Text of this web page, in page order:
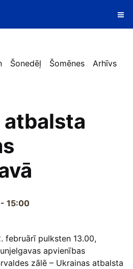
Šonedēļ Šomēnes Arhīvs
atbalsta
15:00
februārī pulksten 13.00,
apvienības
zālē – Ukrainas atbalsta